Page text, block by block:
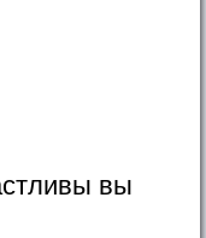
вы